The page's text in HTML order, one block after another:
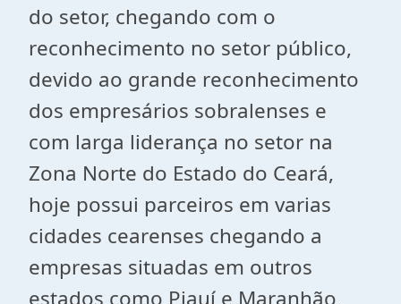
do setor, chegando com o
reconhecimento no setor público,
devido ao grande reconhecimento
dos empresários sobralenses e
com larga liderança no setor na
Zona Norte do Estado do Ceará,
hoje possui parceiros em varias
cidades cearenses chegando a
empresas situadas em outros
estados como Piauí e Maranhão,